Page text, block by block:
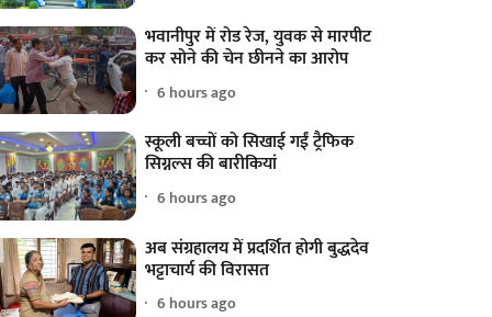
भवानीपुर में रोड रेज, युवक से मारपीट
कर सोने की चेन छीनने का आरोप
6 hours ago
स्कूली बच्चों को सिखाई गईं ट्रैफिक
सिग्नल्स की बारीकियां
6 hours ago
अब संग्रहालय में प्रदर्शित होगी बुद्धदेव
भट्टाचार्य की विरासत
6 hours ago